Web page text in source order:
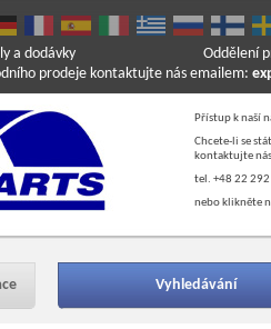
a dodávky
prodeje kontaktujte nás emailem:
Oddělení
Přístup k naší
Chcete-li se
kontaktujte
tel. +48 22
nebo klikněte
Vyhledávání